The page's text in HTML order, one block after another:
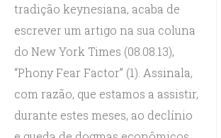
tradição keynesiana, acaba de
escrever um artigo na sua coluna
do New York Times (08.08.13),
“Phony Fear Factor” (1). Assinala,
com razão, que estamos a assistir,
durante estes meses, ao declínio